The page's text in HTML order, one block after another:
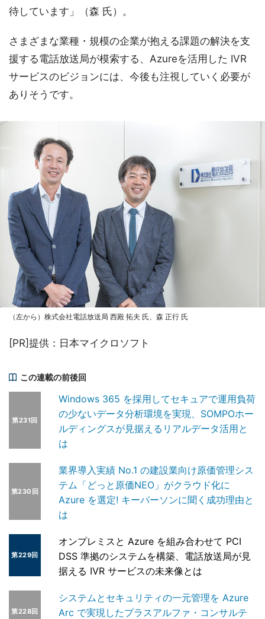
待しています」（森 氏）。
さまざまな業種・規模の企業が抱える課題の解決を支
援する電話放送局が模索する、Azureを活用した IVR
サービスのビジョンには、今後も注視していく必要が
ありそうです。
（左から）株式会社電話放送局 西殿 拓夫 氏、森 正行 氏
[PR]提供：日本マイクロソフト
この連載の前後回
第231回
Windows 365 を採用してセキュアで運用負荷
の少ないデータ分析環境を実現、SOMPOホー
ルディングスが見据えるリアルデータ活用と
は
第230回
業界導入実績 No.1 の建設業向け原価管理シス
テム「どっと原価NEO」がクラウド化に
Azure を選定! キーパーソンに聞く成功理由と
は
第229回
オンプレミスと Azure を組み合わせて PCI
DSS 準拠のシステムを構築、電話放送局が見
据える IVR サービスの未来像とは
第228回
システムとセキュリティの一元管理を Azure
Arc で実現したプラスアルファ・コンサルテ